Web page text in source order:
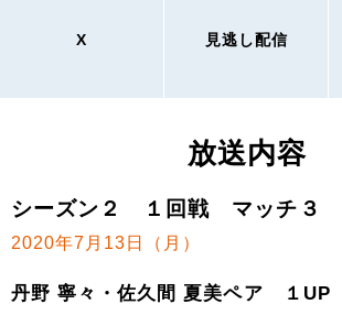
X 見逃し配信
放送内容
シーズン２ １回戦 マッチ３
2020年7月13日（月）
丹野 寧々・佐久間 夏美ペア １UP